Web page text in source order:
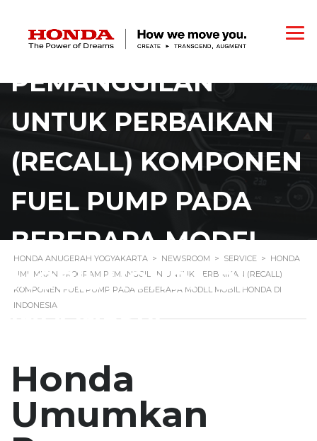
PROGRAM
PEMANGGILAN
UNTUK PERBAIKAN
(RECALL) KOMPONEN
FUEL PUMP PADA
BEBERAPA MODEL
MOBIL HONDA DI
INDONESIA
HONDA ANUGERAH YOGYAKARTA > NEWSROOM > SERVICE > HONDA
UMUMKAN PROGRAM PEMANGGILAN UNTUK PERBAIKAN (RECALL)
KOMPONEN FUEL PUMP PADA BEBERAPA MODEL MOBIL HONDA DI
INDONESIA
Honda
Umumkan